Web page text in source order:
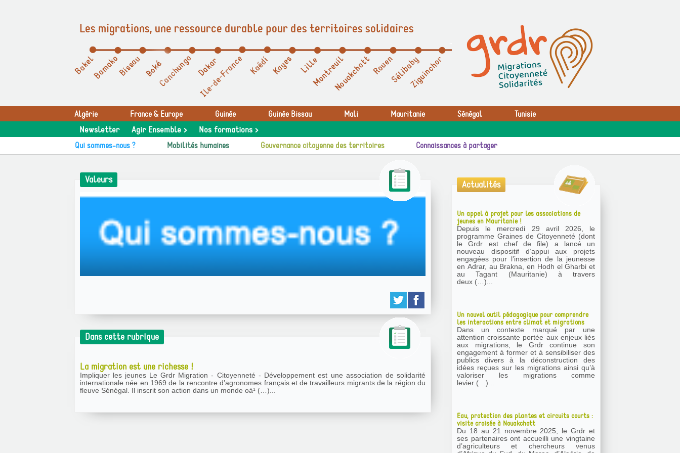
Les migrations, une ressource durable pour des territoires solidaires
Algérie France & Europe Guinée Guinée Bissau Mali Mauritanie Sénégal Tunisie
Newsletter Agir Ensemble > Nos formations >
Qui sommes-nous ? Mobilités humaines Gouvernance citoyenne des territoires Connaissances à partager
Valeurs
Dans cette rubrique
La migration est une richesse !
Impliquer les jeunes Le Grdr Migration - Citoyenneté - Développement est une association de solidarité
internationale née en 1969 de la rencontre d’agronomes français et de travailleurs migrants de la région du
fleuve Sénégal. Il inscrit son action dans un monde oà¹ (…)...
Actualités
Un appel à projet pour les associations de
jeunes en Mauritanie !
Depuis le mercredi 29 avril 2026, le
programme Graines de Citoyenneté (dont
le Grdr est chef de file) a lancé un
nouveau dispositif d’appui aux projets
engagées pour l’insertion de la jeunesse
en Adrar, au Brakna, en Hodh el Gharbi et
au Tagant (Mauritanie) à travers
deux (…)...
Un nouvel outil pédagogique pour comprendre
les interactions entre climat et migrations
Dans un contexte marqué par une
attention croissante portée aux enjeux liés
aux migrations, le Grdr continue son
engagement à former et à sensibiliser des
publics divers à la déconstruction des
idées reçues sur les migrations ainsi qu’à
valoriser les migrations comme
levier (…)...
Eau, protection des plantes et circuits courts :
visite croisée à Nouakchott
Du 18 au 21 novembre 2025, le Grdr et
ses partenaires ont accueilli une vingtaine
d’agriculteurs et chercheurs venus